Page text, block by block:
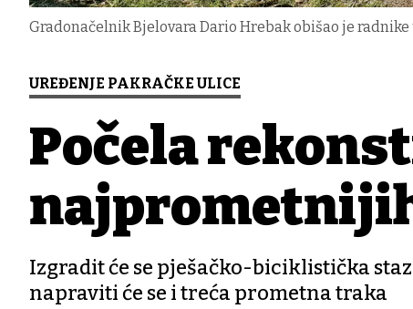
Gradonačelnik Bjelovara Dario Hrebak obišao je radnike
UREĐENJE PAKRAČKE ULICE
Počela
Izgradit će se pješačko-biciklistička
napraviti će se i treća prometna traka